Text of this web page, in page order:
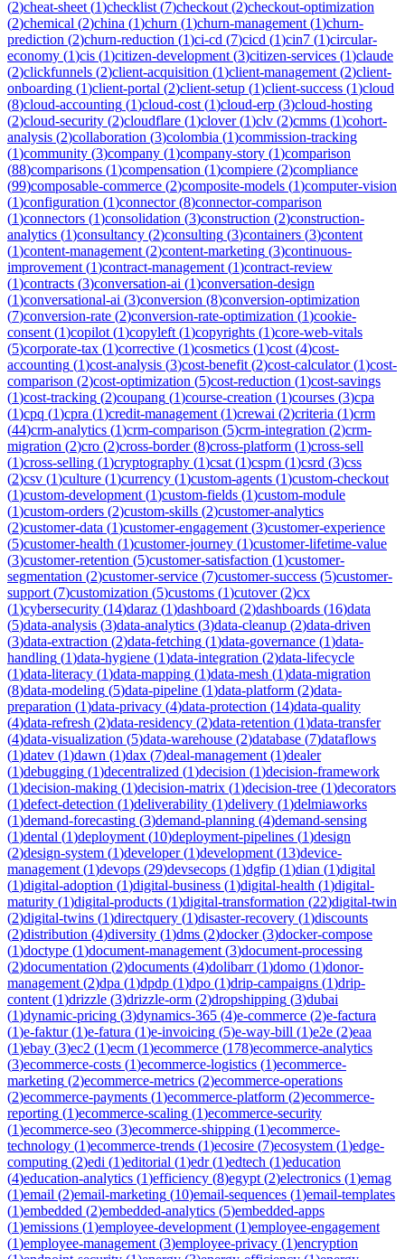
(2)cheat-sheet (1)checklist (7)checkout (2)checkout-optimization
(2)chemical (2)china (1)churn (1)churn-management (1)churn-
prediction (2)churn-reduction (1)ci-cd (7)cicd (1)cin7 (1)circular-
economy (1)cis (1)citizen-development (3)citizen-services (1)claude
(2)clickfunnels (2)client-acquisition (1)client-management (2)client-
onboarding (1)client-portal (2)client-setup (1)client-success (1)cloud
(8)cloud-accounting (1)cloud-cost (1)cloud-erp (3)cloud-hosting
(2)cloud-security (2)cloudflare (1)clover(1)clv (2)cmms (1)cohort-
analysis (2)collaboration (3)colombia (1)commission-tracking
(1)community (3)company (1)company-story (1)comparison
(88)comparisons (1)compensation (1)compiere (2)compliance
(99)composable-commerce (2)composite-models (1)computer-vision
(1)configuration (1)connector(8)connector-comparison
(1)connectors (1)consolidation (3)construction (2)construction-
analytics (1)consultancy (2)consulting (3)containers (3)content
(1)content-management (2)content-marketing (3)continuous-
improvement (1)contract-management (1)contract-review
(1)contracts (3)conversation-ai (1)conversation-design
(1)conversational-ai (3)conversion (8)conversion-optimization
(7)conversion-rate (2)conversion-rate-optimization (1)cookie-
consent (1)copilot (1)copyleft (1)copyrights (1)core-web-vitals
(5)corporate-tax (1)corrective (1)cosmetics (1)cost (4)cost-
accounting (1)cost-analysis (3)cost-benefit (2)cost-calculator(1)cost-
comparison (2)cost-optimization (5)cost-reduction (1)cost-savings
(1)cost-tracking (2)coupang (1)course-creation (1)courses (3)cpa
(1)cpq (1)cpra (1)credit-management (1)crewai (2)criteria (1)crm
(44)crm-analytics (1)crm-comparison (5)crm-integration (2)crm-
migration (2)cro (2)cross-border(8)cross-platform (1)cross-sell
(1)cross-selling (1)cryptography (1)csat (1)cspm (1)csrd (3)css
(2)csv (1)culture (1)currency (1)custom-agents (1)custom-checkout
(1)custom-development (1)custom-fields (1)custom-module
(1)custom-orders (2)custom-skills (2)customer-analytics
(2)customer-data (1)customer-engagement (3)customer-experience
(5)customer-health (1)customer-journey (1)customer-lifetime-value
(3)customer-retention (5)customer-satisfaction (1)customer-
segmentation (2)customer-service (7)customer-success (5)customer-
support (7)customization (5)customs (1)cutover(2)cx
(1)cybersecurity (14)daraz (1)dashboard (2)dashboards (16)data
(5)data-analysis (3)data-analytics (3)data-cleanup (2)data-driven
(3)data-extraction (2)data-fetching (1)data-governance (1)data-
handling (1)data-hygiene (1)data-integration (2)data-lifecycle
(1)data-literacy (1)data-mapping (1)data-mesh (1)data-migration
(8)data-modeling (5)data-pipeline (1)data-platform (2)data-
preparation (1)data-privacy (4)data-protection (14)data-quality
(4)data-refresh (2)data-residency (2)data-retention (1)data-transfer
(4)data-visualization (5)data-warehouse (2)database (7)dataflows
(1)datev (1)dawn (1)dax (7)deal-management (1)dealer
(1)debugging (1)decentralized (1)decision (1)decision-framework
(1)decision-making (1)decision-matrix (1)decision-tree (1)decorators
(1)defect-detection (1)deliverability (1)delivery (1)delmiaworks
(1)demand-forecasting (3)demand-planning (4)demand-sensing
(1)dental (1)deployment (10)deployment-pipelines (1)design
(2)design-system (1)developer(1)development (13)device-
management (1)devops (29)devsecops (1)dgfip (1)dian (1)digital
(1)digital-adoption (1)digital-business (1)digital-health (1)digital-
maturity (1)digital-products (1)digital-transformation (22)digital-twin
(2)digital-twins (1)directquery (1)disaster-recovery (1)discounts
(2)distribution (4)diversity (1)dms (2)docker(3)docker-compose
(1)doctype (1)document-management (3)document-processing
(2)documentation (2)documents (4)dolibarr(1)domo (1)donor-
management (2)dpa (1)dpdp (1)dpo (1)drip-campaigns (1)drip-
content (1)drizzle (3)drizzle-orm (2)dropshipping (3)dubai
(1)dynamic-pricing (3)dynamics-365 (4)e-commerce (2)e-factura
(1)e-faktur(1)e-fatura (1)e-invoicing (5)e-way-bill (1)e2e (2)eaa
(1)ebay (3)ec2 (1)ecm (1)ecommerce (178)ecommerce-analytics
(3)ecommerce-costs (1)ecommerce-logistics (1)ecommerce-
marketing (2)ecommerce-metrics (2)ecommerce-operations
(2)ecommerce-payments (1)ecommerce-platform (2)ecommerce-
reporting (1)ecommerce-scaling (1)ecommerce-security
(1)ecommerce-seo (3)ecommerce-shipping (1)ecommerce-
technology (1)ecommerce-trends (1)ecosire (7)ecosystem (1)edge-
computing (2)edi (1)editorial (1)edr(1)edtech (1)education
(4)education-analytics (1)efficiency (8)egypt (2)electronics (1)emag
(1)email (2)email-marketing (10)email-sequences (1)email-templates
(1)embedded (2)embedded-analytics (5)embedded-apps
(1)emissions (1)employee-development (1)employee-engagement
(1)employee-management (3)employee-privacy (1)encryption